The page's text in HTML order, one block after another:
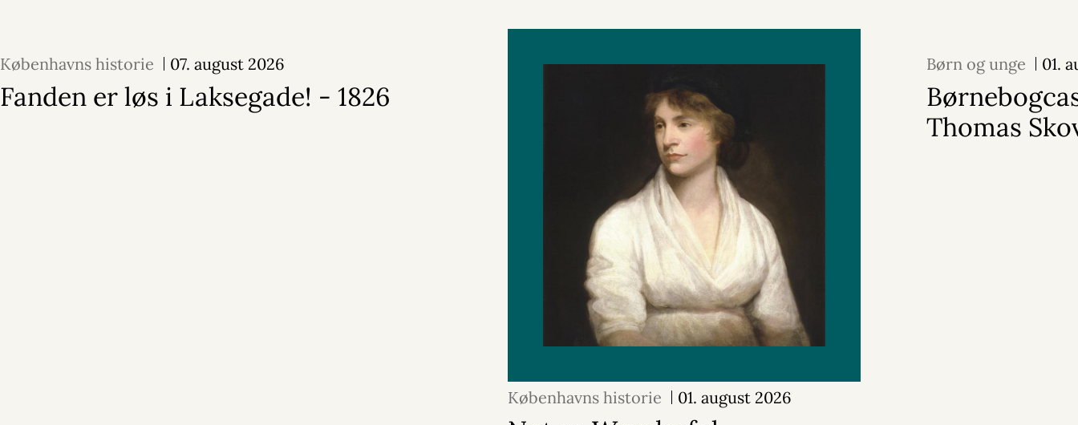
Københavns historie 07. august 2026
Fanden er løs i Laksegade! - 1826
Københavns historie 01. august 2026
Børn og unge 01.
Thomas